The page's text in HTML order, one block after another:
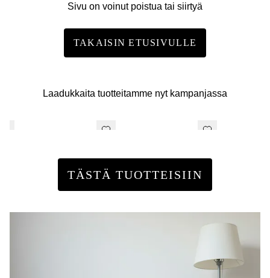
Sivu on voinut poistua tai siirtyä
TAKAISIN ETUSIVULLE
Laadukkaita tuotteitamme nyt kampanjassa
TÄSTÄ TUOTTEISIIN